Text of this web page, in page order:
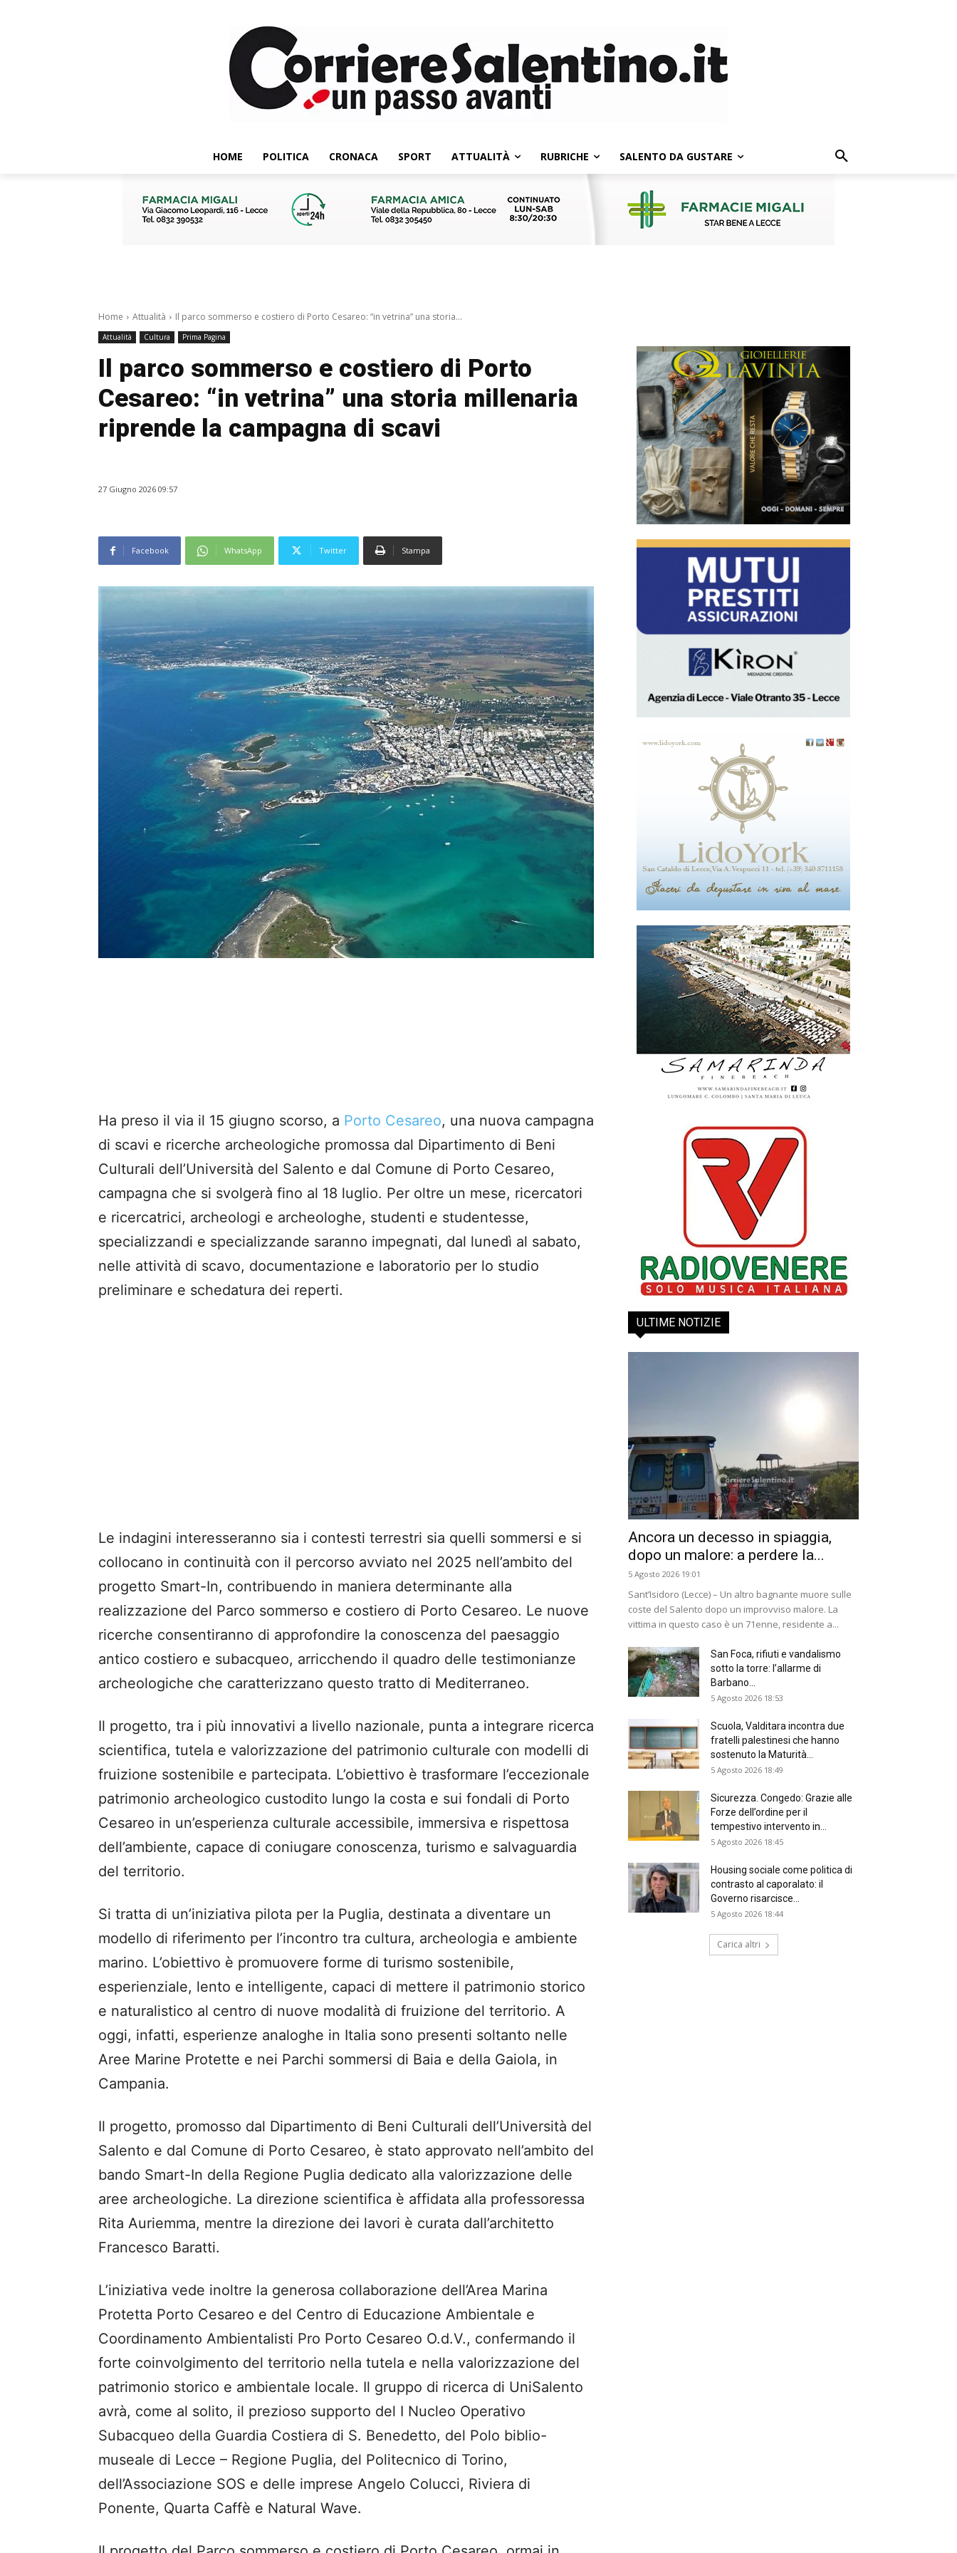
HOME POLITICA CRONACA SPORT ATTUALITÀ RUBRICHE SALENTO DA GUSTARE
Home Attualità Il parco sommerso e costiero di Porto Cesareo: “in vetrina” una storia...
Attualità Cultura Prima Pagina
Il parco sommerso e costiero di Porto
Cesareo: “in vetrina” una storia millenaria
riprende la campagna di scavi
27 Giugno 2026 09:57
Facebook WhatsApp Twitter Stampa
Ha preso il via il 15 giugno scorso, a Porto Cesareo, una nuova campagna
di scavi e ricerche archeologiche promossa dal Dipartimento di Beni
Culturali dell’Università del Salento e dal Comune di Porto Cesareo,
campagna che si svolgerà fino al 18 luglio. Per oltre un mese, ricercatori
e ricercatrici, archeologi e archeologhe, studenti e studentesse,
specializzandi e specializzande saranno impegnati, dal lunedì al sabato,
nelle attività di scavo, documentazione e laboratorio per lo studio
preliminare e schedatura dei reperti.
Le indagini interesseranno sia i contesti terrestri sia quelli sommersi e si
collocano in continuità con il percorso avviato nel 2025 nell’ambito del
progetto Smart-In, contribuendo in maniera determinante alla
realizzazione del Parco sommerso e costiero di Porto Cesareo. Le nuove
ricerche consentiranno di approfondire la conoscenza del paesaggio
antico costiero e subacqueo, arricchendo il quadro delle testimonianze
archeologiche che caratterizzano questo tratto di Mediterraneo.
Il progetto, tra i più innovativi a livello nazionale, punta a integrare ricerca
scientifica, tutela e valorizzazione del patrimonio culturale con modelli di
fruizione sostenibile e partecipata. L’obiettivo è trasformare l’eccezionale
patrimonio archeologico custodito lungo la costa e sui fondali di Porto
Cesareo in un’esperienza culturale accessibile, immersiva e rispettosa
dell’ambiente, capace di coniugare conoscenza, turismo e salvaguardia
del territorio.
Si tratta di un’iniziativa pilota per la Puglia, destinata a diventare un
modello di riferimento per l’incontro tra cultura, archeologia e ambiente
marino. L’obiettivo è promuovere forme di turismo sostenibile,
esperienziale, lento e intelligente, capaci di mettere il patrimonio storico
e naturalistico al centro di nuove modalità di fruizione del territorio. A
oggi, infatti, esperienze analoghe in Italia sono presenti soltanto nelle
Aree Marine Protette e nei Parchi sommersi di Baia e della Gaiola, in
Campania.
Il progetto, promosso dal Dipartimento di Beni Culturali dell’Università del
Salento e dal Comune di Porto Cesareo, è stato approvato nell’ambito del
bando Smart-In della Regione Puglia dedicato alla valorizzazione delle
aree archeologiche. La direzione scientifica è affidata alla professoressa
Rita Auriemma, mentre la direzione dei lavori è curata dall’architetto
Francesco Baratti.
L’iniziativa vede inoltre la generosa collaborazione dell’Area Marina
Protetta Porto Cesareo e del Centro di Educazione Ambientale e
Coordinamento Ambientalisti Pro Porto Cesareo O.d.V., confermando il
forte coinvolgimento del territorio nella tutela e nella valorizzazione del
patrimonio storico e ambientale locale. Il gruppo di ricerca di UniSalento
avrà, come al solito, il prezioso supporto del I Nucleo Operativo
Subacqueo della Guardia Costiera di S. Benedetto, del Polo biblio-
museale di Lecce – Regione Puglia, del Politecnico di Torino,
dell’Associazione SOS e delle imprese Angelo Colucci, Riviera di
Ponente, Quarta Caffè e Natural Wave.
ULTIME NOTIZIE
Ancora un decesso in spiaggia,
dopo un malore: a perdere la...
5 Agosto 2026 19:01
Sant’Isidoro (Lecce) – Un altro bagnante muore sulle
coste del Salento dopo un improvviso malore. La
vittima in questo caso è un 71enne, residente a...
San Foca, rifiuti e vandalismo
sotto la torre: l’allarme di
Barbano...
5 Agosto 2026 18:53
Scuola, Valditara incontra due
fratelli palestinesi che hanno
sostenuto la Maturità...
5 Agosto 2026 18:49
Sicurezza. Congedo: Grazie alle
Forze dell’ordine per il
tempestivo intervento in...
5 Agosto 2026 18:45
Housing sociale come politica di
contrasto al caporalato: il
Governo risarcisce...
5 Agosto 2026 18:44
Carica altri